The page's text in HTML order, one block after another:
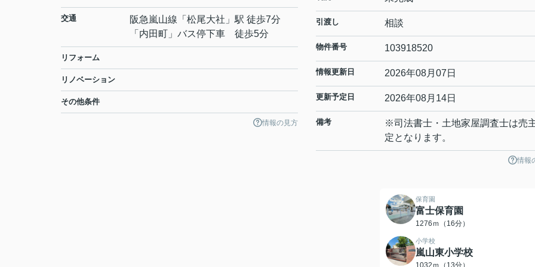
交通 阪急嵐山線 「 松尾大社 」駅 徒歩7分
「内田町」バス停下車 徒歩5分
リフォーム
リノベーション
その他条件
情報の見方
引渡し 相談
物件番号 103918520
情報更新日 2026年08月07日
更新予定日 2026年08月14日
備考
※司法書士・土地家屋調査士は売
定となります。
情報
保育園
富士保育園
1276ｍ（16分）
小学校
嵐山東小学校
1032ｍ（13分）